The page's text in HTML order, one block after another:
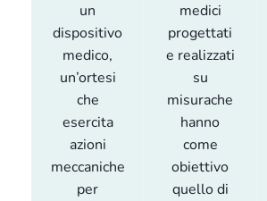
un
dispositivo
medico,
un’ortesi
che
esercita
azioni
meccaniche
per
medici
progettati
e realizzati
su
misurache
hanno
come
obiettivo
quello di